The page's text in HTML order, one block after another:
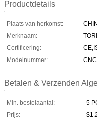
Productdetails
Plaats van herkomst:
Merknaam:
Certificering:
Modelnummer:
Betalen & Verzenden
Min. bestelaantal:
5
Prijs: